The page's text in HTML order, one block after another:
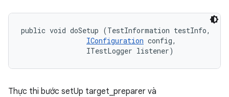
public void doSetup (TestInformation testInfo,
IConfiguration config,
                ITestLogger listener)
Thực thi bước setUp target_preparer và